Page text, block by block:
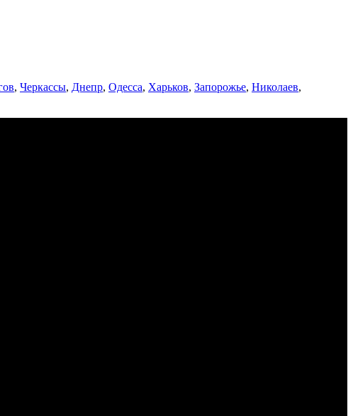
, Черкассы, Днепр, Одесса, Харьков, Запорожье, Николаев,